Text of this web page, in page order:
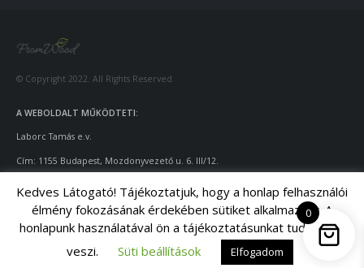
© Copyright 2022. All Rights Reserved.
A WEBOLDALT MŰKÖDTETI:
Laborc Tamás e.v.
Cím: 1155 Budapest, Mozdonyvezető u. 6. III/12.
Telefon: +36-70/428-9643
Email: info@fromwood.hu
Kedves Látogató! Tájékoztatjuk, hogy a honlap felhasználói
élmény fokozásának érdekében sütiket alkalmazunk. A
honlapunk használatával ön a tájékoztatásunkat tudomásul
veszi.
Süti beállítások Elfogadom
0